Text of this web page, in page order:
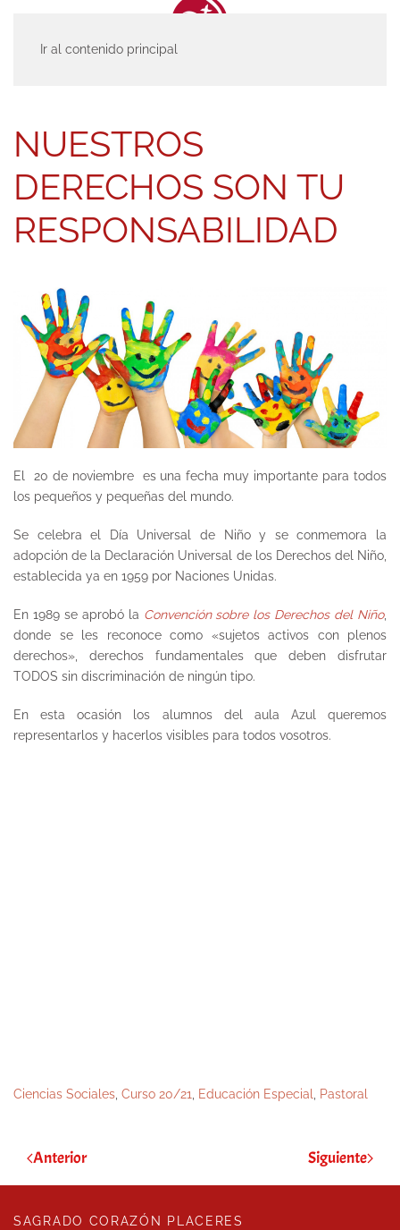
Ir al contenido principal
NUESTROS
DERECHOS SON TU
RESPONSABILIDAD
El 20 de noviembre es una fecha muy importante para todos
los pequeños y pequeñas del mundo.
Se celebra el Día Universal de Niñoy se conmemora la
adopción de la Declaración Universal de los Derechos del Niño
establecida ya en 1959 por Naciones Unidas.
En 1989 se aprobó la Convención sobre los Derechos del Niño,
donde se les reconoce como «sujetos activos con plenos
derechos», derechos fundamentales que deben disfrutar
TODOS sin discriminación de ningún tipo.
En esta ocasión los alumnos del aula Azul
queremos
representarlos y hacerlos visibles para todos vosotros.
Ciencias Sociales Curso 20/21 Educación Especial Pastoral
Anterior Siguiente
SAGRADO CORAZÓN PLACERES